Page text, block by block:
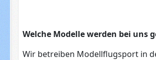
Welche Modelle werden bei uns
Wir betreiben Modellflugsport in